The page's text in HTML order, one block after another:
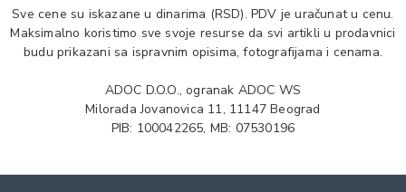
Sve cene su iskazane u dinarima (RSD). PDV je uračunat u cenu.
Maksimalno koristimo sve svoje resurse da svi artikli u prodavnici
budu prikazani sa ispravnim opisima, fotografijama i cenama.
ADOC D.O.O., ogranak ADOC WS
Milorada Jovanovica 11, 11147 Beograd
PIB: 100042265, MB: 07530196